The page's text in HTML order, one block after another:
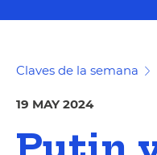
Claves de la semana
19 MAY 2024